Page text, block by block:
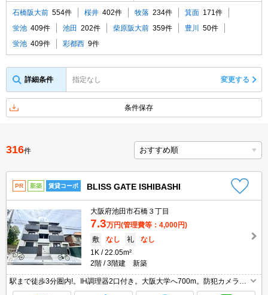
不動産会社から
石橋阪大前 554件 桜井 402件 牧落 234件 箕面 171件
蛍池 409件 池田 202件 柴原阪大前 359件 豊川 50件
蛍池 409件 彩都西 9件
詳細条件 指定なし 変更する
条件保存
316件
PR 新築 賃貸コーポ BLISS GATE ISHIBASHI
大阪府池田市石橋３丁目
7.3万円(管理費等：4,000円)
敷
なし 礼
なし
1K
22.05m²
2階
3階建 新築
駅まで徒歩3分圏内!。IH調理器2口付き。大阪大学へ700m。防犯カメラ設
置済みなので、一人暮らしの方でも安心です。敷金・礼金なし。オートロ